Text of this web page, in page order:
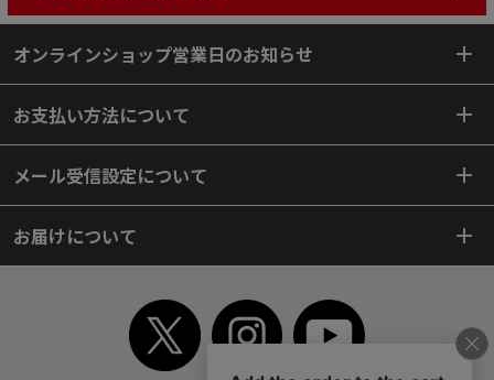
オンラインショップ営業日のお知らせ
お支払い方法について
メール受信設定について
お届けについて